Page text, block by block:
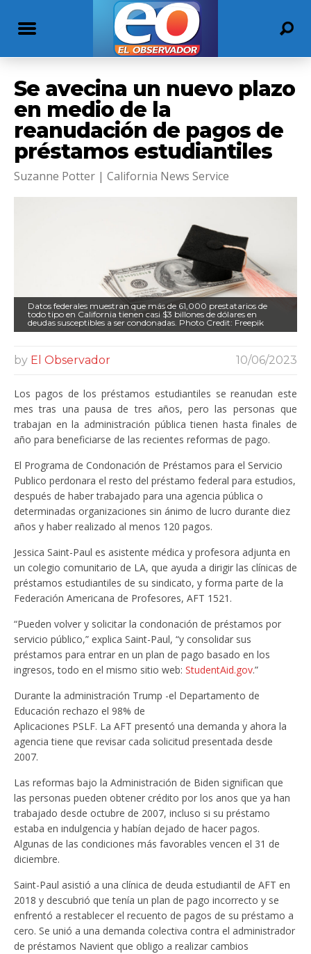
Se avecina un nuevo plazo
en medio de la
reanudación de pagos de
préstamos estudiantiles
Suzanne Potter | California News Service
Datos federales muestran que más de 61,000 prestatarios de
todo tipo en California tienen casi $3 billones de dólares en
deudas susceptibles a ser condonadas. Photo Credit: Freepik
by El Observador 10/06/2023
Los pagos de los préstamos estudiantiles se reanudan este
mes tras una pausa de tres años, pero las personas que
trabajan en la administración pública tienen hasta finales de
año para beneficiarse de las recientes reformas de pago.
El Programa de Condonación de Préstamos para el Servicio
Publico perdonara el resto del préstamo federal para estudios,
después de haber trabajado para una agencia pública o
determinadas organizaciones sin ánimo de lucro durante diez
años y haber realizado al menos 120 pagos.
Jessica Saint-Paul es asistente médica y profesora adjunta en
un colegio comunitario de LA, que ayuda a dirigir las clínicas de
préstamos estudiantiles de su sindicato, y forma parte de la
Federación Americana de Profesores, AFT 1521.
“Pueden volver y solicitar la condonación de préstamos por
servicio público,” explica Saint-Paul, “y consolidar sus
préstamos para entrar en un plan de pago basado en los
ingresos, todo en el mismo sitio web: StudentAid.gov.”
Durante la administración Trump -el Departamento de
Educación rechazo el 98% de
Aplicaciones PSLF. La AFT presentó una demanda y ahora la
agencia tiene que revisar cada solicitud presentada desde
2007.
Las reformas bajo la Administración de Biden significan que
las personas pueden obtener crédito por los anos que ya han
trabajado desde octubre de 2007, incluso si su préstamo
estaba en indulgencia y habían dejado de hacer pagos.
Algunas de las condiciones más favorables vencen el 31 de
diciembre.
Saint-Paul asistió a una clínica de deuda estudiantil de AFT en
2018 y descubrió que tenía un plan de pago incorrecto y se
enfrentó a restablecer el recuento de pagos de su préstamo a
cero. Se unió a una demanda colectiva contra el administrador
de préstamos Navient que obligo a realizar cambios